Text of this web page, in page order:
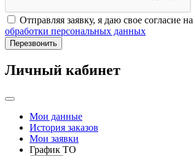
Отправляя заявку, я даю свое согласие на
обработки персональных данных
Перезвонить
Личный кабинет
Мои данные
История заказов
Мои заявки
График ТО